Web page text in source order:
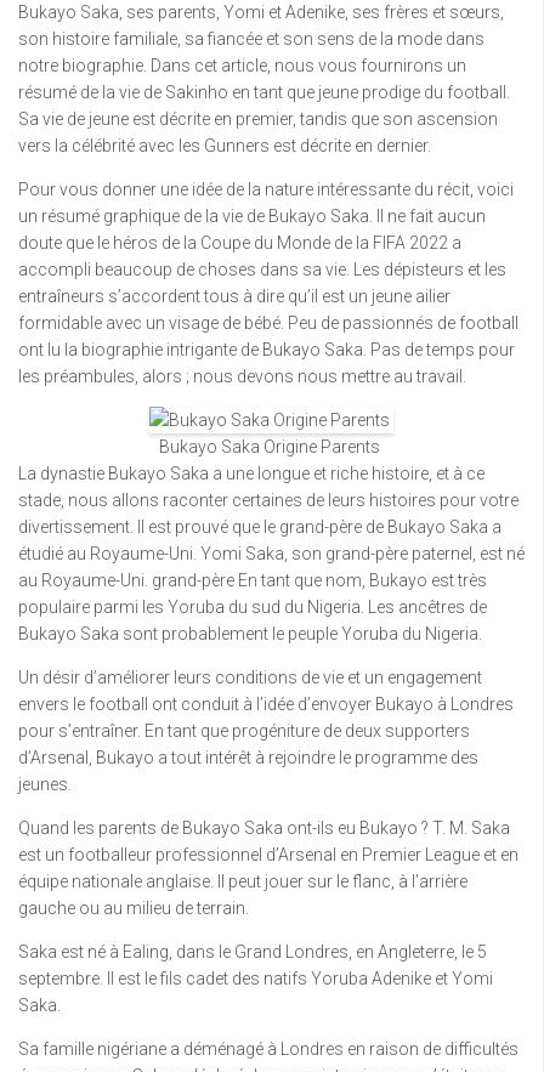
Bukayo Saka, ses parents, Yomi et Adenike, ses frères et sœurs,
son histoire familiale, sa fiancée et son sens de la mode dans
notre biographie. Dans cet article, nous vous fournirons un
résumé de la vie de Sakinho en tant que jeune prodige du football.
Sa vie de jeune est décrite en premier, tandis que son ascension
vers la célébrité avec les Gunners est décrite en dernier.
Pour vous donner une idée de la nature intéressante du récit, voici
un résumé graphique de la vie de Bukayo Saka. Il ne fait aucun
doute que le héros de la Coupe du Monde de la FIFA 2022 a
accompli beaucoup de choses dans sa vie. Les dépisteurs et les
entraîneurs s’accordent tous à dire qu’il est un jeune ailier
formidable avec un visage de bébé. Peu de passionnés de football
ont lu la biographie intrigante de Bukayo Saka. Pas de temps pour
les préambules, alors ; nous devons nous mettre au travail.
Bukayo Saka Origine Parents
La dynastie Bukayo Saka a une longue et riche histoire, et à ce
stade, nous allons raconter certaines de leurs histoires pour votre
divertissement. Il est prouvé que le grand-père de Bukayo Saka a
étudié au Royaume-Uni. Yomi Saka, son grand-père paternel, est né
au Royaume-Uni. grand-père En tant que nom, Bukayo est très
populaire parmi les Yoruba du sud du Nigeria. Les ancêtres de
Bukayo Saka sont probablement le peuple Yoruba du Nigeria.
Un désir d’améliorer leurs conditions de vie et un engagement
envers le football ont conduit à l’idée d’envoyer Bukayo à Londres
pour s’entraîner. En tant que progéniture de deux supporters
d’Arsenal, Bukayo a tout intérêt à rejoindre le programme des
jeunes.
Quand les parents de Bukayo Saka ont-ils eu Bukayo ? T. M. Saka
est un footballeur professionnel d’Arsenal en Premier League et en
équipe nationale anglaise. Il peut jouer sur le flanc, à l’arrière
gauche ou au milieu de terrain.
Saka est né à Ealing, dans le Grand Londres, en Angleterre, le 5
septembre. Il est le fils cadet des natifs Yoruba Adenike et Yomi
Saka.
Sa famille nigériane a déménagé à Londres en raison de difficultés